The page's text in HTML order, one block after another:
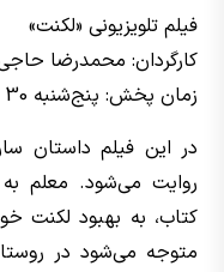
فیلم تلویزیونی «لکنت»
کارگردان: محمدرضا
زمان پخش: پنج‌شنبه 30 بهمن، ساعت 8 صبح
در این فیلم داستان
روایت می‌شود. معلم
کتاب، به بهبود لکنت
متوجه می‌شود در روستا